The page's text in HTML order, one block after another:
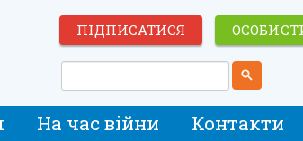
ПІДПИСАТИСЯ
На час війни Контакти